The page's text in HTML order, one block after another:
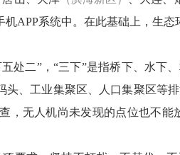
机APP系统中。在此基础上，生态
处二”，“三下”是指桥下、水下
、工业集聚区、人口集聚区等
，无人机尚未发现的点位也不能